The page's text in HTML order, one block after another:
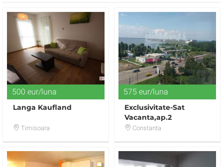
500 eur/luna
Langa Kaufland
Timisoara
575 eur/luna
Exclusivitate-Sat
Vacanta,ap.2
cam,64mp,vedere
Constanta